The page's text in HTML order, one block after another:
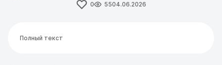
0
5504.06.2026
Полный текст